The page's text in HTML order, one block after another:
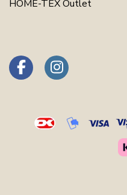
HOME-TEX Outlet